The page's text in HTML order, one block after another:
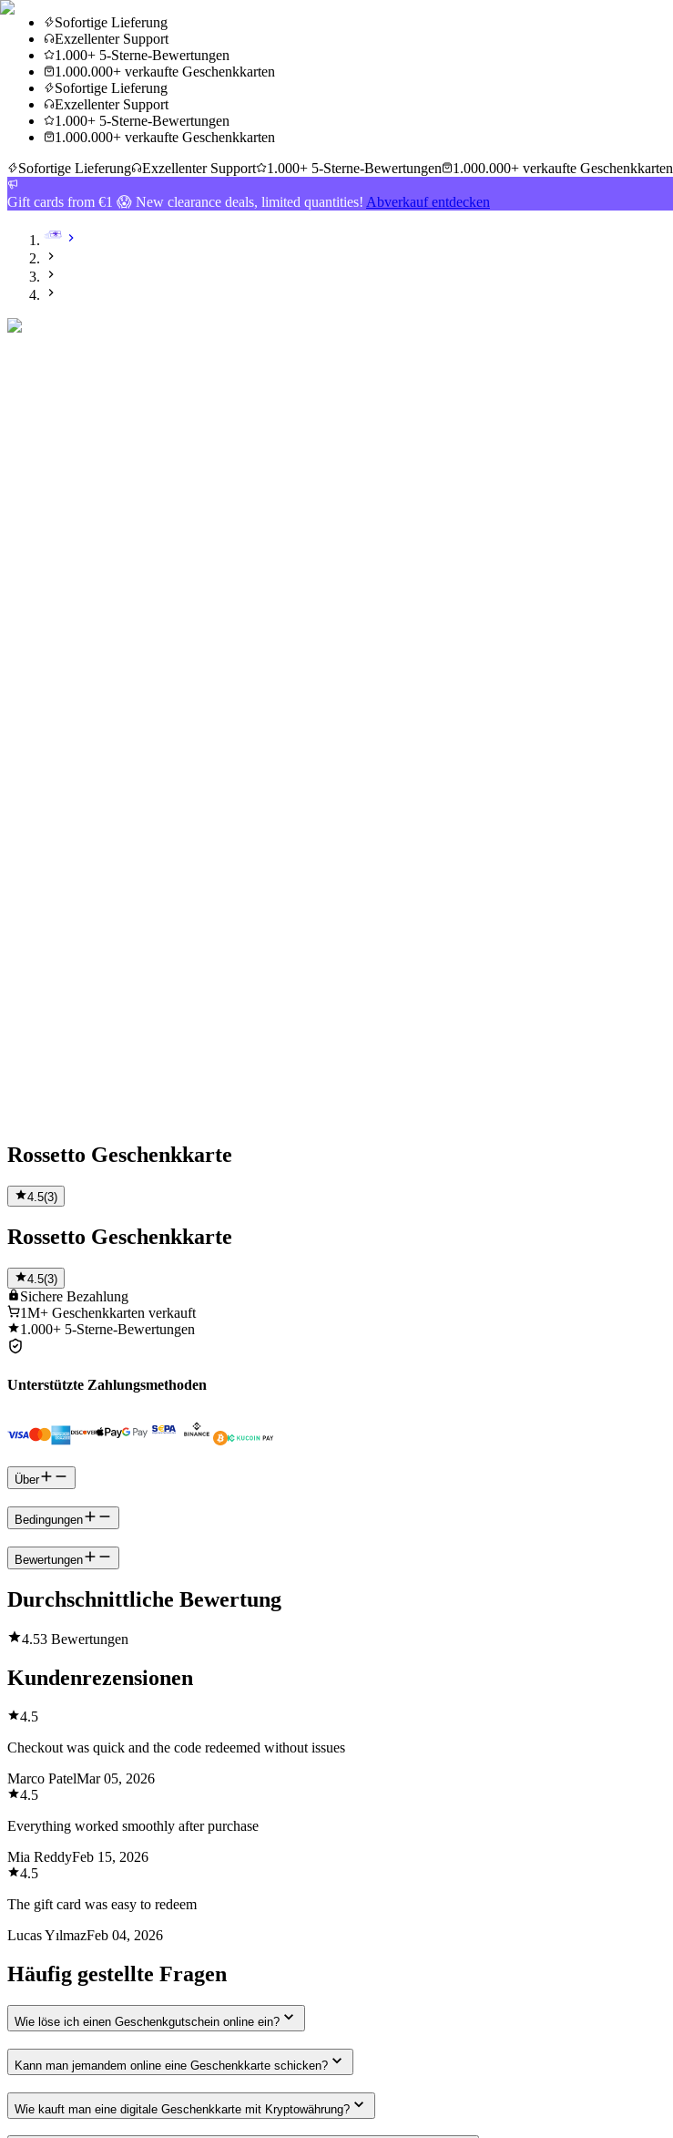
Sofortige Lieferung
Exzellenter Support
1.000+ 5-Sterne-Bewertungen
1.000.000+ verkaufte Geschenkkarten
Sofortige Lieferung
Exzellenter Support
1.000+ 5-Sterne-Bewertungen
1.000.000+ verkaufte Geschenkkarten
Sofortige Lieferung
Exzellenter Support 1.000+ 5-Sterne-Bewertungen 1.000.000+ verkaufte Geschenkkarten
Gift cards from €1 😱 New clearance deals, limited quantities! Abverkauf entdecken
Rossetto Geschenkkarte
4.5(3)
Rossetto Geschenkkarte
4.5(3)
Sichere Bezahlung
1M+ Geschenkkarten verkauft
1.000+ 5-Sterne-Bewertungen
Unterstützte Zahlungsmethoden
Über
Bedingungen
Bewertungen
Durchschnittliche Bewertung
4.53 Bewertungen
Kundenrezensionen
4.5
Checkout was quick and the code redeemed without issues
Marco PatelMar 05, 2026
4.5
Everything worked smoothly after purchase
Mia ReddyFeb 15, 2026
4.5
The gift card was easy to redeem
Lucas YılmazFeb 04, 2026
Häufig gestellte Fragen
Wie löse ich einen Geschenkgutschein online ein?
Kann man jemandem online eine Geschenkkarte schicken?
Wie kauft man eine digitale Geschenkkarte mit Kryptowährung?